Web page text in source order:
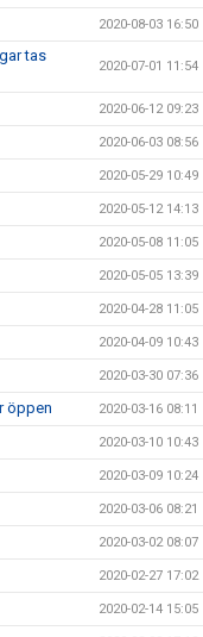
2020-08-03 16:50
tas
2020-07-01 11:54
2020-06-12 09:23
2020-06-03 08:56
2020-05-29 10:49
2020-05-12 14:13
2020-05-08 11:05
2020-05-05 13:39
2020-04-28 11:05
2020-04-09 10:43
2020-03-30 07:36
öppen 2020-03-16 08:11
2020-03-10 10:43
2020-03-09 10:24
2020-03-06 08:21
2020-03-02 08:07
2020-02-27 17:02
2020-02-14 15:05